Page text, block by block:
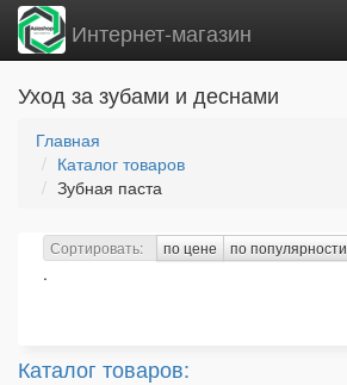
Интернет-магазин
Уход за зубами и деснами
Главная
Каталог товаров
Зубная паста
Сортировать: по цене по популярности
.
Каталог товаров: